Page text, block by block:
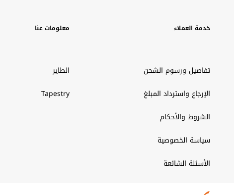
خدمة العملاء
تفاصيل ورسوم الشحن
الإرجاع واسترداد المبلغ
الشروط والأحكام
سياسة الخصوصية
الأسئلة الشائعة
معلومات عنا
الطاير
Tapestry